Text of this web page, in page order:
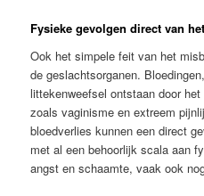
Fysieke gevolgen direct van
Ook het simpele feit van het
de geslachtsorganen.
littekenweefsel ontstaan door
zoals vaginisme en extreem
bloedverlies kunnen een direct
met al een behoorlijk scala aan
angst en schaamte, vaak ook